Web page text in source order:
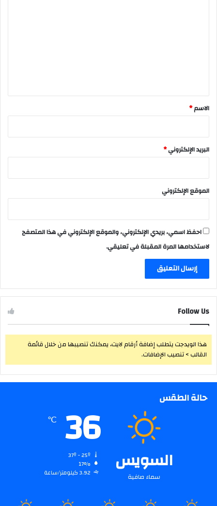
*
الاسم*
البريد الإلكتروني*
الموقع الإلكتروني
احفظ اسمي، بريدي الإلكتروني، والموقع الإلكتروني في هذا المتصفح
لاستخدامها المرة المقبلة في تعليقي.
Follow Us
هذا الويدجت يتطلب إضافة أرقام لايت، يمكنك تنصيبها من خلال قائمة
القالب > تنصيب الإضافات.
حالة الطقس
السويس
سماء صافية
36
℃
17%
3.92 كيلومتر/ساعة